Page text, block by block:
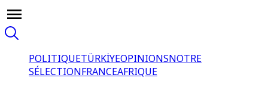
POLITIQUETÜRKİYEOPINIONSNOTRE
SÉLECTIONFRANCEAFRIQUE